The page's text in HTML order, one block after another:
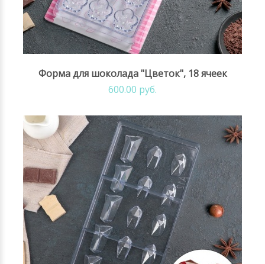
Форма для шоколада "Цветок", 18 ячеек
600.00 руб.